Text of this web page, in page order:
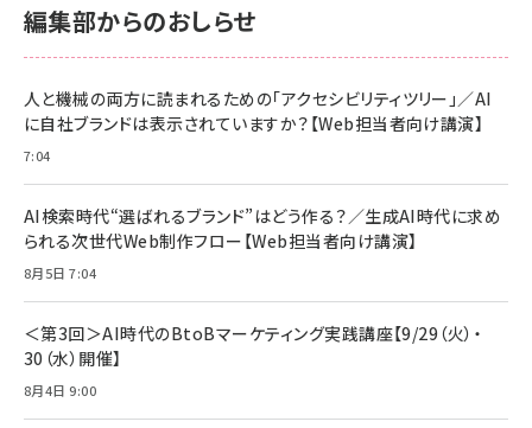
編集部からのおしらせ
人と機械の両方に読まれるための「アクセシビリティツリー」／AI
に自社ブランドは表示されていますか？【Web担当者向け講演】
7:04
AI検索時代“選ばれるブランド”はどう作る？／生成AI時代に求め
られる次世代Web制作フロー【Web担当者向け講演】
8月5日 7:04
＜第3回＞AI時代のBtoBマーケティング実践講座【9/29（火）・
30（水）開催】
8月4日 9:00